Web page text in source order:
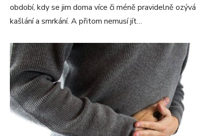
období, kdy se jim doma více či méně pravidelně ozývá
kašlání a smrkání. A přitom nemusí jít…